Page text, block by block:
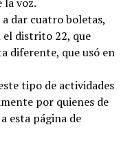
la voz.
dar cuatro boletas,
distrito 22, que
diferente, que usó en
tipo de actividades
por quienes de
esta página de